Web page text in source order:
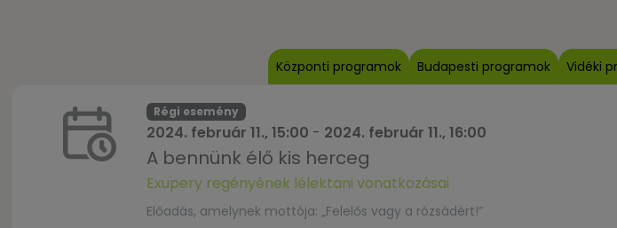
Központi programok Budapesti programok Vidéki
Régi esemény
2024. február 11., 15:00 - 2024. február 11., 16:00
A bennünk élő kis herceg
Exupery regényének lélektani vonatkozásai
Előadás, amelynek mottója: „Felelős vagy a rózsádért!”